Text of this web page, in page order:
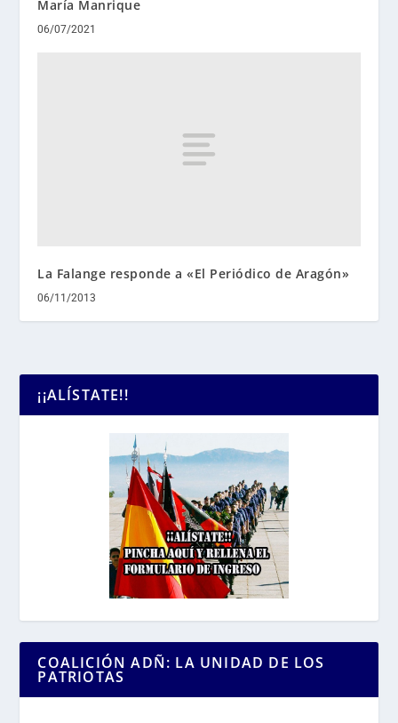
María Manrique
06/07/2021
La Falange responde a «El Periódico de Aragón»
06/11/2013
¡¡ALÍSTATE!!
COALICIÓN ADÑ: LA UNIDAD DE LOS
PATRIOTAS